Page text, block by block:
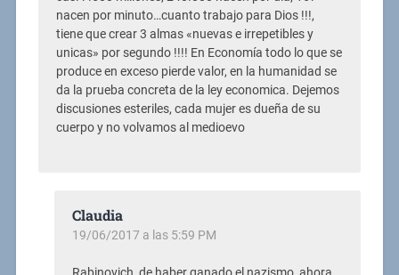
nacen por minuto…cuanto trabajo para Dios !!!,
tiene que crear 3 almas «nuevas e irrepetibles y
unicas» por segundo !!!! En Economía todo lo que se
produce en exceso pierde valor, en la humanidad se
da la prueba concreta de la ley economica. Dejemos
discusiones esteriles, cada mujer es dueña de su
cuerpo y no volvamos al medioevo
Claudia
19/06/2017 a las 5:59 PM